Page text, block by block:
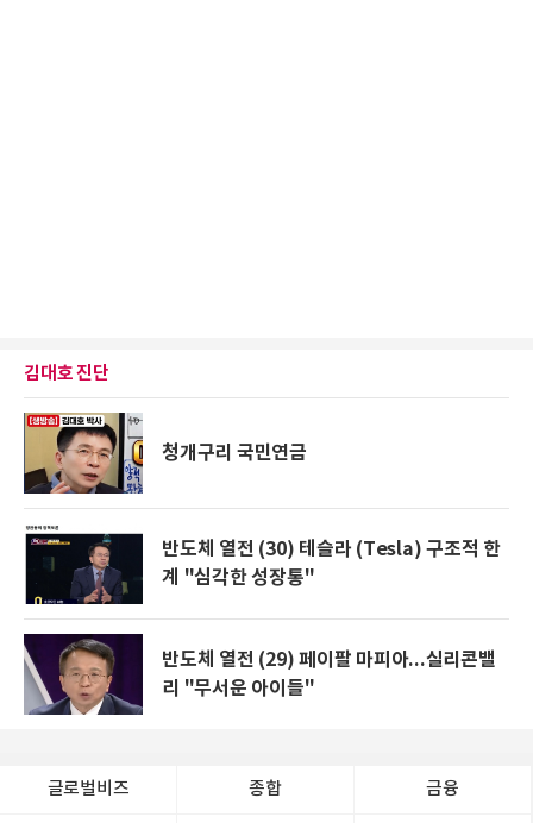
김대호 진단
청개구리 국민연금
반도체 열전 (30) 테슬라 (Tesla) 구조적 한
계 "심각한 성장통"
반도체 열전 (29) 페이팔 마피아...실리콘밸
리 "무서운 아이들"
글로벌비즈 종합 금융